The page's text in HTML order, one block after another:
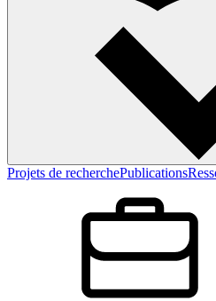
Projets de recherchePublications